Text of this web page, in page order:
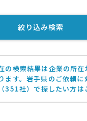
の検索結果は企業の所在
ます。岩手県のご依頼に
351社）で探したい方は
絞り込み検索